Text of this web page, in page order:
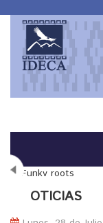
OTICIAS